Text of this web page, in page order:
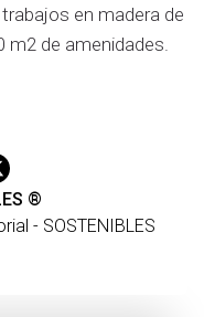
en madera de
m2 de amenidades.
®
- SOSTENIBLES